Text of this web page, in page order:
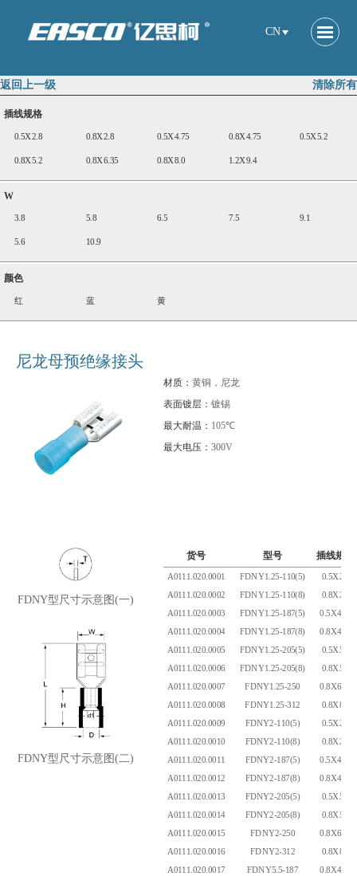
CN
清除所有
返回上一级
插线规格
0.5X2.8 0.8X2.8 0.5X4.75 0.8X4.75 0.5X5.2
0.8X5.2 0.8X6.35 0.8X8.0 1.2X9.4
W
3.8 5.8 6.5 7.5 9.1
5.6 10.9
颜色
红 蓝 黄
尼龙母预绝缘接头
材质： 黄铜，尼龙
表面镀层： 镀锡
最大耐温： 105℃
最大电压： 300V
FDNY型尺寸示意图(一)
FDNY型尺寸示意图(二)
货号 型号 插线规格
A0111.020.0001 FDNY1.25-110(5)
0.5X2.8
A0111.020.0002
FDNY1.25-110(8)
0.8X2.8
A0111.020.0003
FDNY1.25-187(5)
0.5X4.75
A0111.020.0004
FDNY1.25-187(8)
0.8X4.75
A0111.020.0005
FDNY1.25-205(5)
0.5X5.2
A0111.020.0006
FDNY1.25-205(8)
0.8X5.2
A0111.020.0007
FDNY1.25-250
0.8X6.35
A0111.020.0008
FDNY1.25-312
0.8X8.0
A0111.020.0009
FDNY2-110(5)
0.5X2.8
A0111.020.0010
FDNY2-110(8)
0.8X2.8
A0111.020.0011
FDNY2-187(5)
0.5X4.75
A0111.020.0012
FDNY2-187(8)
0.8X4.75
A0111.020.0013
FDNY2-205(5)
0.5X5.2
A0111.020.0014
FDNY2-205(8)
0.8X5.2
A0111.020.0015
FDNY2-250
0.8X6.35
A0111.020.0016
FDNY2-312
0.8X8.0
A0111.020.0017
FDNY5.5-187
0.8X4.75